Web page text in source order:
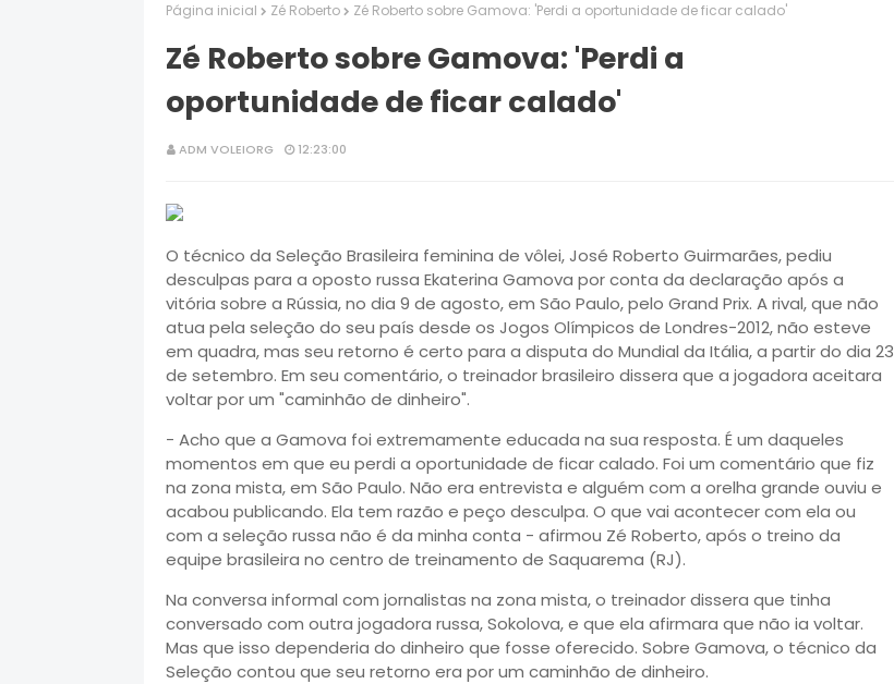
Página inicial Zé Roberto Zé Roberto sobre Gamova: 'Perdi a oportunidade de ficar calado'
Zé Roberto sobre Gamova: 'Perdi a
oportunidade de ficar calado'
ADM VOLEIORG 12:23:00
O técnico da Seleção Brasileira feminina de vôlei, José Roberto Guirmarães, pediu
desculpas para a oposto russa Ekaterina Gamova por conta da declaração após a
vitória sobre a Rússia, no dia 9 de agosto, em São Paulo, pelo Grand Prix. A rival, que não
atua pela seleção do seu país desde os Jogos Olímpicos de Londres-2012, não esteve
em quadra, mas seu retorno é certo para a disputa do Mundial da Itália, a partir do dia 23
de setembro. Em seu comentário, o treinador brasileiro dissera que a jogadora aceitara
voltar por um "caminhão de dinheiro".
- Acho que a Gamova foi extremamente educada na sua resposta. É um daqueles
momentos em que eu perdi a oportunidade de ficar calado. Foi um comentário que fiz
na zona mista, em São Paulo. Não era entrevista e alguém com a orelha grande ouviu e
acabou publicando. Ela tem razão e peço desculpa. O que vai acontecer com ela ou
com a seleção russa não é da minha conta - afirmou Zé Roberto, após o treino da
equipe brasileira no centro de treinamento de Saquarema (RJ).
Na conversa informal com jornalistas na zona mista, o treinador dissera que tinha
conversado com outra jogadora russa, Sokolova, e que ela afirmara que não ia voltar.
Mas que isso dependeria do dinheiro que fosse oferecido. Sobre Gamova, o técnico da
Seleção contou que seu retorno era por um caminhão de dinheiro.